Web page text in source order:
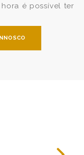
é possível ter